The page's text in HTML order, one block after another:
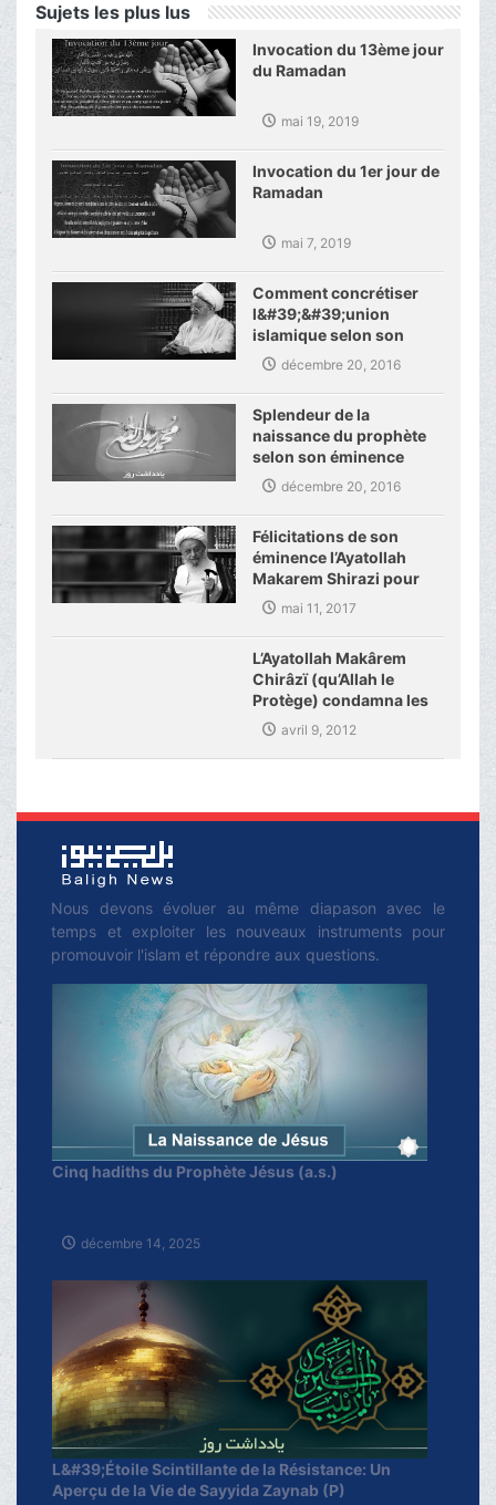
Sujets les plus lus
Invocation du 13ème jour
du Ramadan
mai 19, 2019
Invocation du 1er jour de
Ramadan
mai 7, 2019
Comment concrétiser
l&#39;&#39;union
islamique selon son
éminence
décembre 20, 2016
Splendeur de la
naissance du prophète
selon son éminence
décembre 20, 2016
Félicitations de son
éminence l’Ayatollah
Makarem Shirazi pour
les activités de
l’académie des sciences
islamiques d’Allemagne
mai 11, 2017
L’Ayatollah Makârem
Chirâzï (qu’Allah le
Protège) condamna les
derniers crimes dans
Pakistan
avril 9, 2012
Nous devons évoluer au même diapason avec le
temps et exploiter les nouveaux instruments pour
promouvoir l'islam et répondre aux questions.
Cinq hadiths du Prophète Jésus (a.s.)
décembre 14, 2025
L&#39;Étoile Scintillante de la Résistance: Un
Aperçu de la Vie de Sayyida Zaynab (P)